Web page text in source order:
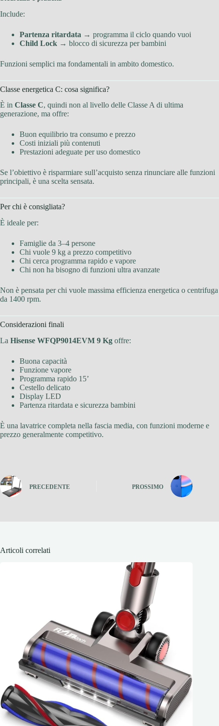
Include:
Partenza ritardata → programma il ciclo quando vuoi
Child Lock → blocco di sicurezza per bambini
Funzioni semplici ma fondamentali in ambito domestico.
Classe energetica C: cosa significa?
È in Classe C, quindi non al livello delle Classe A di ultima
generazione, ma offre:
Buon equilibrio tra consumo e prezzo
Costi iniziali più contenuti
Prestazioni adeguate per uso domestico
Se l’obiettivo è risparmiare sull’acquisto senza rinunciare alle funzioni
principali, è una scelta sensata.
Per chi è consigliata?
È ideale per:
Famiglie da 3–4 persone
Chi vuole 9 kg a prezzo competitivo
Chi cerca programma rapido e vapore
Chi non ha bisogno di funzioni ultra avanzate
Non è pensata per chi vuole massima efficienza energetica o centrifuga
da 1400 rpm.
Considerazioni finali
La Hisense WFQP9014EVM 9 Kg offre:
Buona capacità
Funzione vapore
Programma rapido 15’
Cestello delicato
Display LED
Partenza ritardata e sicurezza bambini
È una lavatrice completa nella fascia media, con funzioni moderne e
prezzo generalmente competitivo.
PRECEDENTE PROSSIMO
Articoli correlati